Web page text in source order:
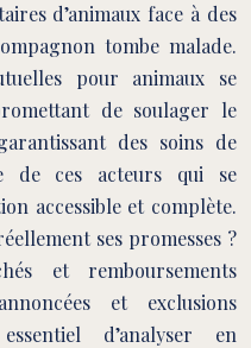
d’animaux face à des
tombe malade.
pour animaux se
de soulager le
des soins de
de ces acteurs qui se
accessible et complète.
ses promesses ?
et remboursements
et exclusions
d’analyser en